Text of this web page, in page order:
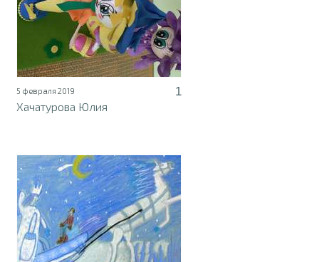
5 февраля 2019
1
Хачатурова Юлия